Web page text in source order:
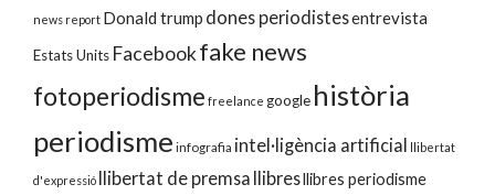
news report Donald trump dones periodistesentrevista
Estats Units Facebookfake news
fotoperiodisme freelance google història
periodisme infografia intel·ligència artificial llibertat
d'expressió llibertat de premsa llibresllibres periodisme